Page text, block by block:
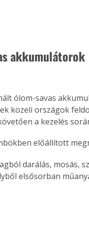
akkumulátorok
ólom-savas
közeli országok
a kezelés
előállított
darálás, mosás,
elsősorban